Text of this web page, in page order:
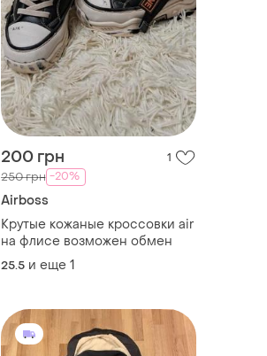
200 грн 1
250 грн -20%
Airboss
Крутые кожаные кроссовки air
на флисе возможен обмен
25.5 и еще 1